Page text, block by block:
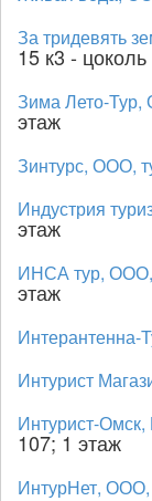
За тридевять
15 к3 - цоколь
Зима Лето-Тур,
этаж
Зинтурс, ООО,
Индустрия
этаж
ИНСА тур, ООО,
этаж
Интерантенна-
Интурист
Интурист-
107; 1 этаж
ИнтурНет, ООО,